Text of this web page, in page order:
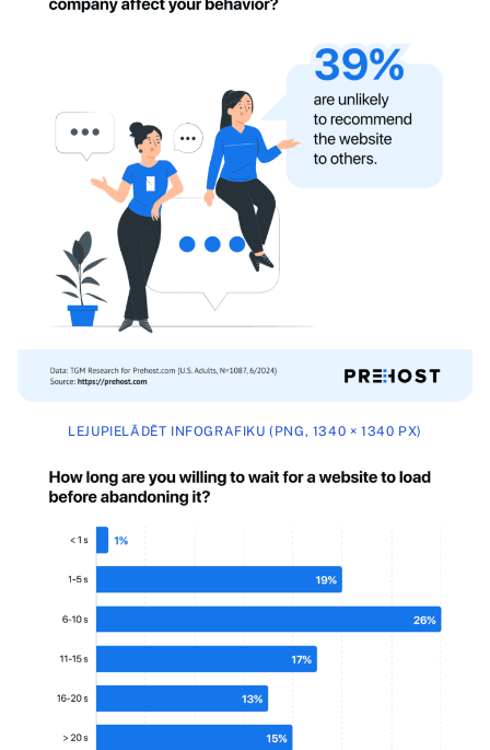
LEJUPIELĀDĒT INFOGRAFIKU (PNG, 1340 × 1340 PX)